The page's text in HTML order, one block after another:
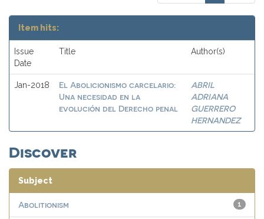
Item hits:
Issue
Date
Title Author(s)
Jan-2018
El Abolicionismo carcelario:
Una necesidad en la
evolución del Derecho penal
ABRIL
ADRIANA
GUERRERO
HERNANDEZ
Discover
Subject
1
Abolitionism